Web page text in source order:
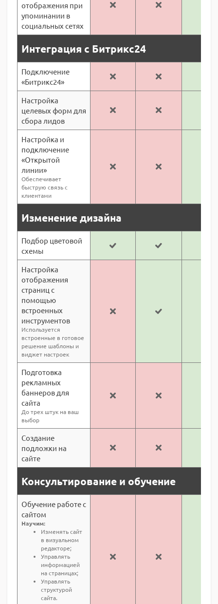
отображения при
упоминании в
социальных сетях
Интеграция с Битрикс24
Подключение
«Битрикс24»
Настройка
целевых форм для
сбора лидов
Настройка и
подключение
«Открытой
линии»
Обеспечивает
быструю связь с
клиентами
Изменение дизайна
Подбор цветовой
схемы
Настройка
отображения
страниц с
помощью
встроенных
инструментов
Используется
встроенные в готовое
решение шаблоны и
виджет настроек
Подготовка
рекламных
баннеров для
сайта
До трех штук на ваш
выбор
Создание
подложки на
сайте
Консультирование и обучение
Обучение работе с
сайтом
Научим:
Изменять сайт
в визуальном
редакторе;
Управлять
информацией
на страницах;
Управлять
структурой
сайта.